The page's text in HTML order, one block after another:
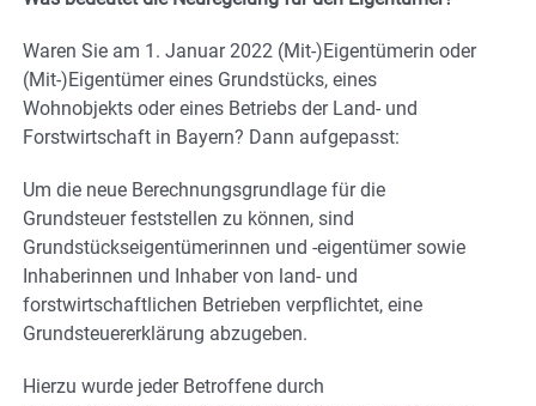
Waren Sie am 1. Januar 2022 (Mit-)Eigentümerin oder
(Mit-)Eigentümer eines Grundstücks, eines
Wohnobjekts oder eines Betriebs der Land- und
Forstwirtschaft in Bayern? Dann aufgepasst:
Um die neue Berechnungsgrundlage für die
Grundsteuer feststellen zu können, sind
Grundstückseigentümerinnen und -eigentümer sowie
Inhaberinnen und Inhaber von land- und
forstwirtschaftlichen Betrieben verpflichtet, eine
Grundsteuererklärung abzugeben.
Hierzu wurde jeder Betroffene durch